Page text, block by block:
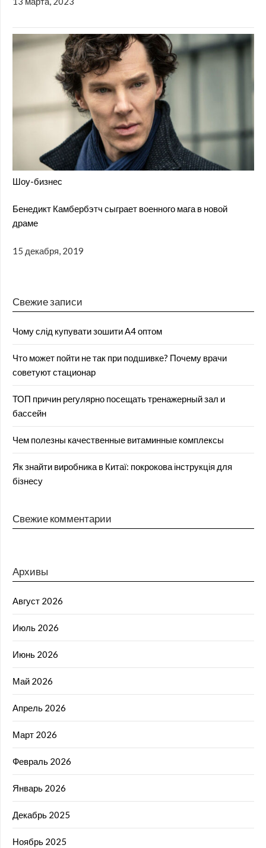
Шоу-бизнес
Бенедикт Камбербэтч сыграет военного мага в новой
драме
15 декабря, 2019
Свежие записи
Чому слід купувати зошити А4 оптом
Что может пойти не так при подшивке? Почему врачи
советуют стационар
ТОП причин регулярно посещать тренажерный зал и
бассейн
Чем полезны качественные витаминные комплексы
Як знайти виробника в Китаї: покрокова інструкція для
бізнесу
Свежие комментарии
Архивы
Август 2026
Июль 2026
Июнь 2026
Май 2026
Апрель 2026
Март 2026
Февраль 2026
Январь 2026
Декабрь 2025
Ноябрь 2025